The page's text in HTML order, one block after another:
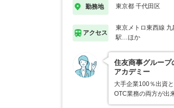
勤務地 東京都 千代田区
アクセス
東京メトロ東西線
駅…ほか
住友商事グループ
アカデミー
大手企業100％出資
OTC業務の両方が出